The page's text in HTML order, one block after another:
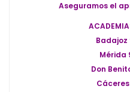
Aseguramos el
Badajoz
Mérida
Don